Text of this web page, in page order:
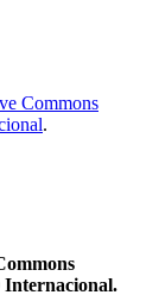
Commons
.